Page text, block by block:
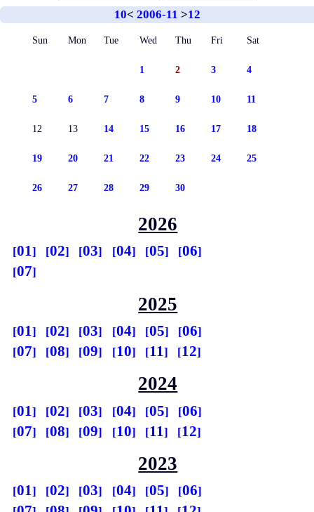
10< 2006-11 >12
Sun Mon Tue Wed Thu Fri Sat
1 2 3 4
5 6 7 8 9 10 11
12 13 14 15 16 17 18
19 20 21 22 23 24 25
26 27 28 29 30
2026
01 02 03 04 05
06
07
2025
01 02 03 04 05
06
07
08 09 10 11 12
2024
01 02 03 04 05
06
07
08 09 10 11 12
2023
01 02 03 04 05
06